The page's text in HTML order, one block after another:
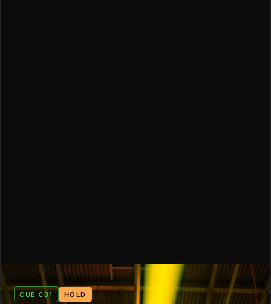
CUE 001 HOLD